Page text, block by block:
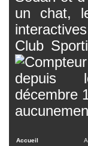
un chat,
Club
Accueil